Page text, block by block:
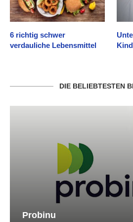
6 richtig schwer
verdauliche Lebensmittel
DIE BELIEBTESTEN
Probinu